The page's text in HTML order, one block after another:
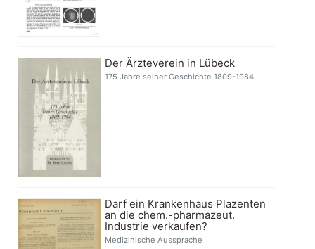
Der Ärzteverein in Lübeck
175 Jahre seiner Geschichte 1809-1984
Darf ein Krankenhaus Plazenten
an die chem.-pharmazeut.
Industrie verkaufen?
Medizinische Aussprache